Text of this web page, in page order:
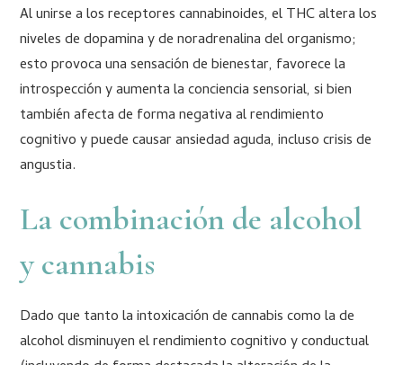
Al unirse a los receptores cannabinoides, el THC altera los
niveles de dopamina y de noradrenalina del organismo;
esto provoca una sensación de bienestar, favorece la
introspección y aumenta la conciencia sensorial, si bien
también afecta de forma negativa al rendimiento
cognitivo y puede causar ansiedad aguda, incluso crisis de
angustia.
La combinación de alcohol
y cannabis
Dado que tanto la intoxicación de cannabis como la de
alcohol disminuyen el rendimiento cognitivo y conductual